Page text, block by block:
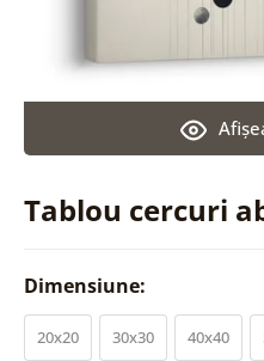
Tablou cercuri
Dimensiune:
20x20 30x30 40x40